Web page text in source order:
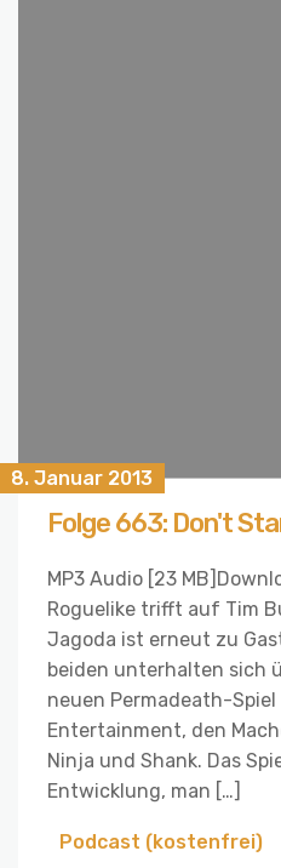
8. Januar 2013
Folge 663: Don't
MP3 Audio [23
Roguelike trifft auf Tim
Jagoda ist erneut zu
beiden unterhalten sich
neuen Permadeath-Spiel
Entertainment, den
Ninja und Shank. Das
Entwicklung, man […]
Podcast (kostenfrei)